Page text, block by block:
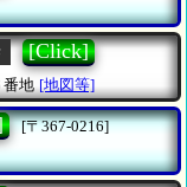
[Click]
番地 [地図等]
[〒367-0216]